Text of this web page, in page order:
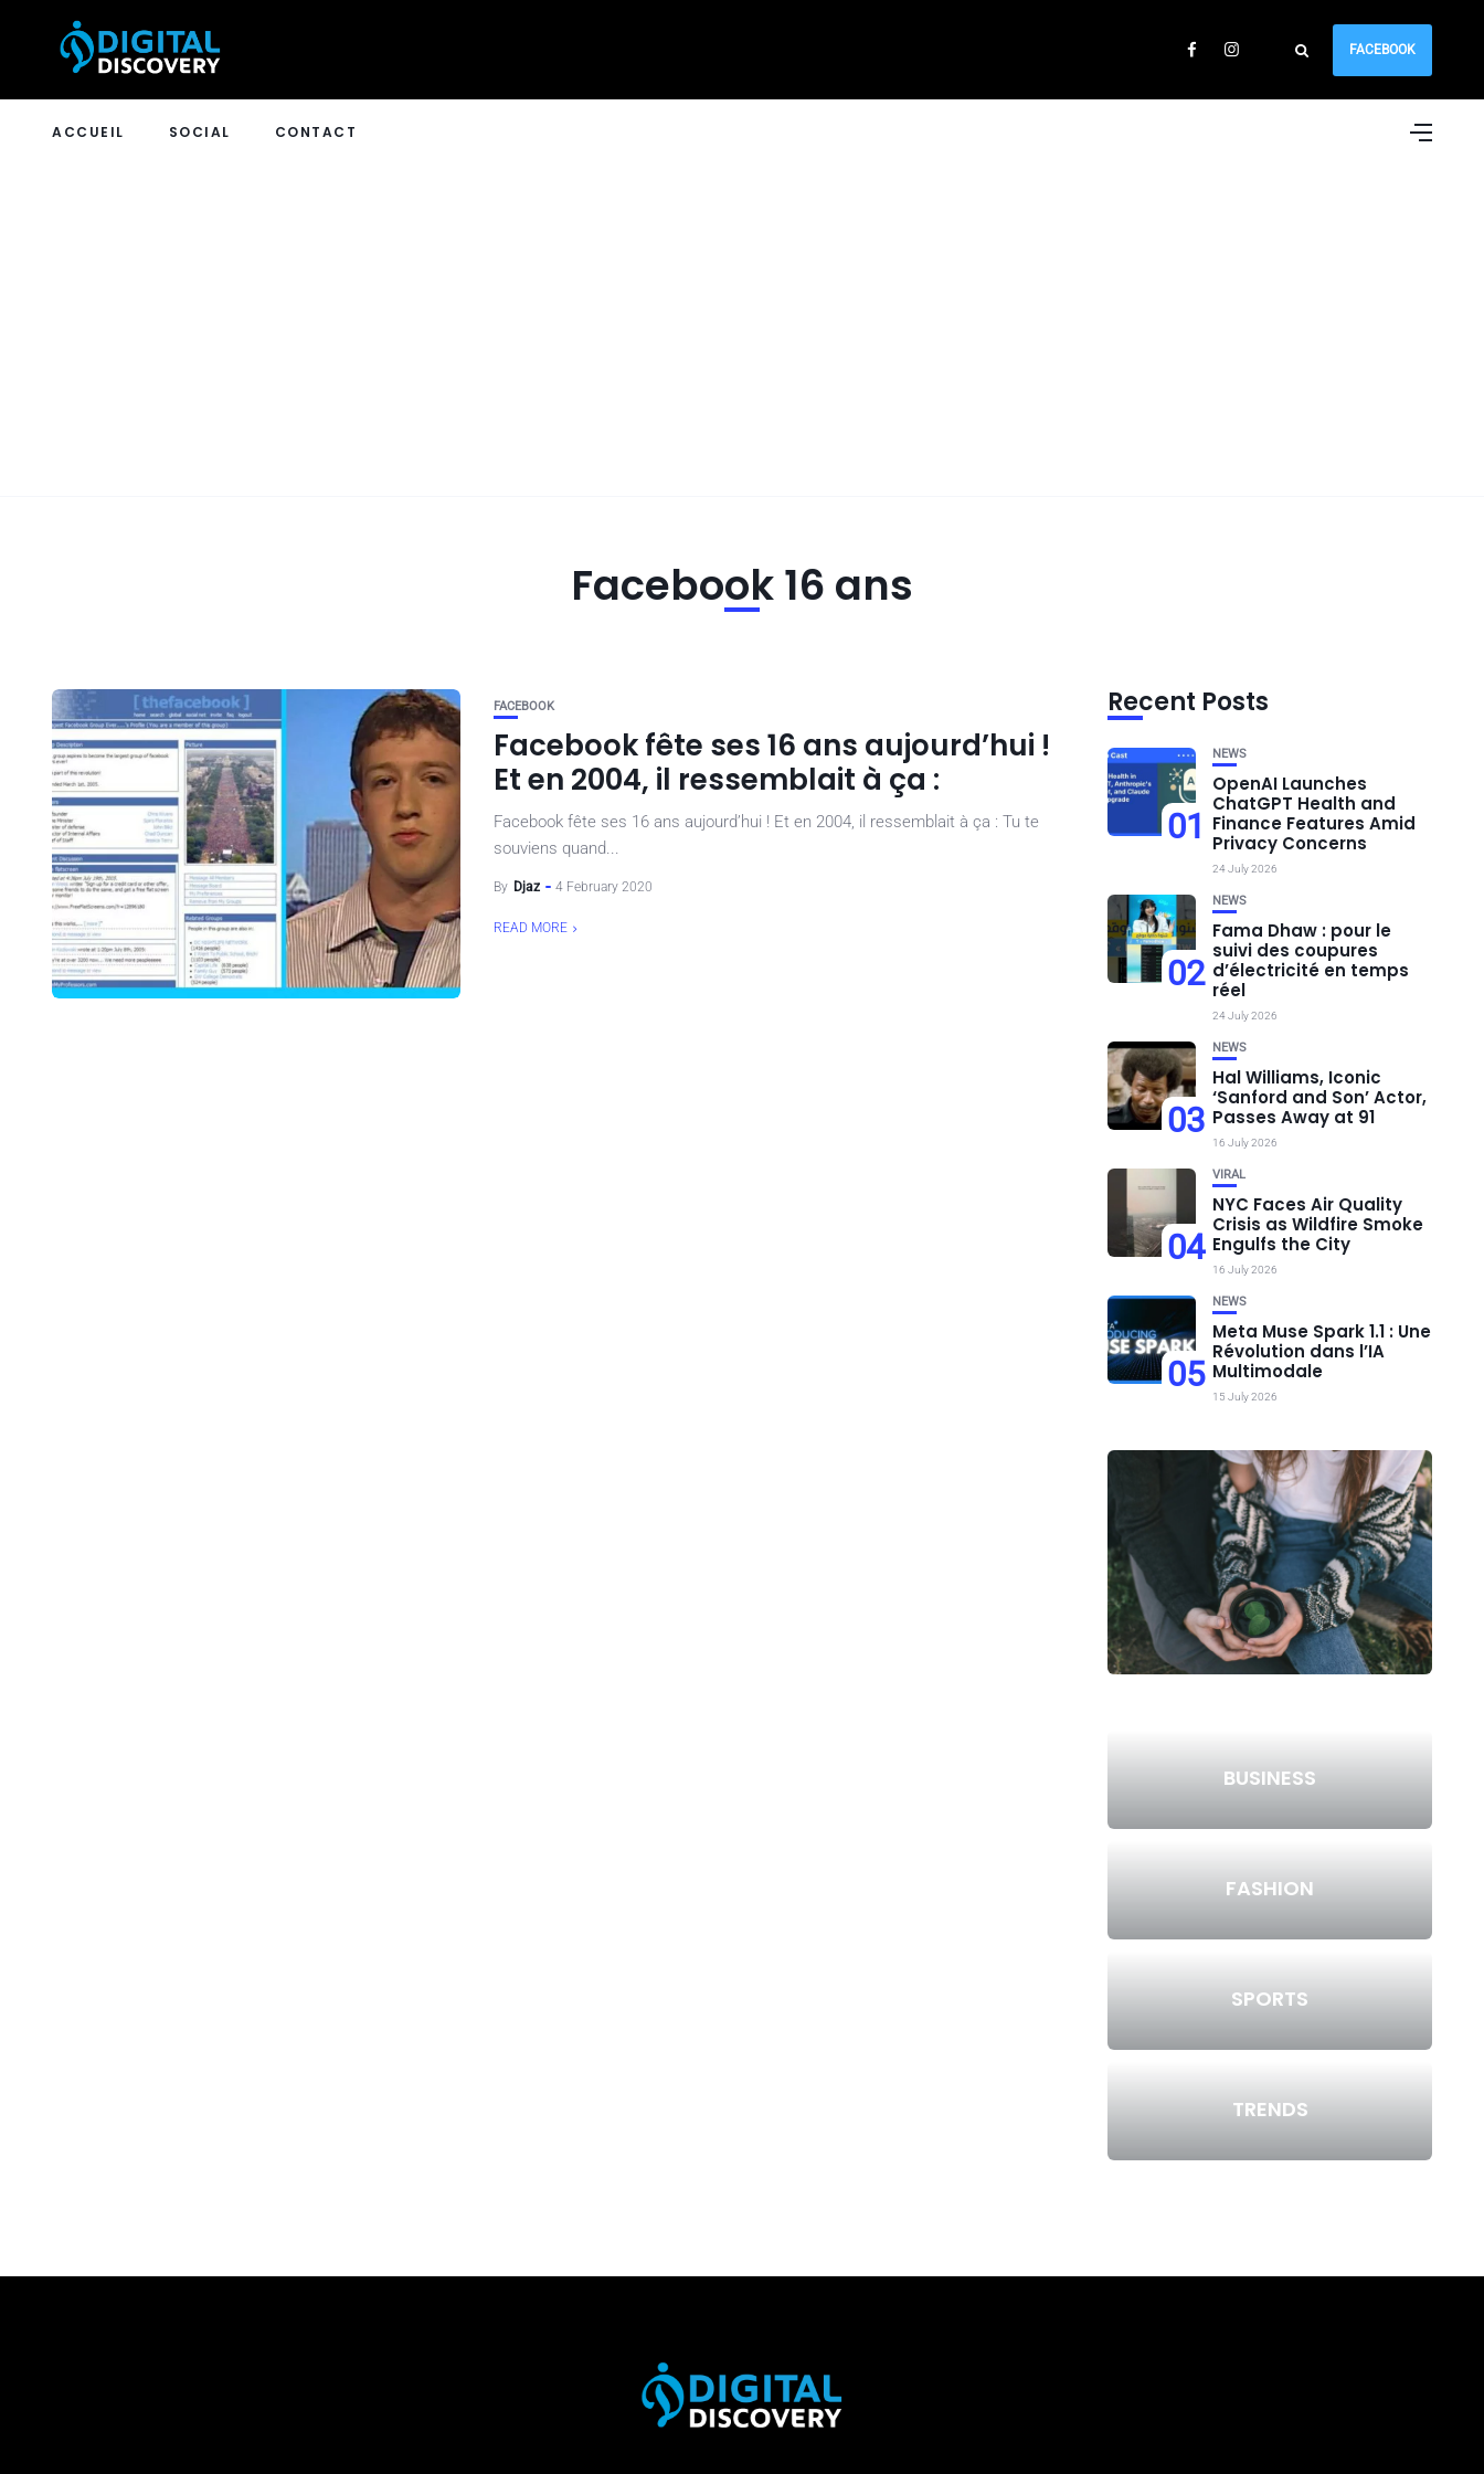
FACEBOOK
ACCUEIL SOCIAL CONTACT
Facebook 16 ans
FACEBOOK
Facebook fête ses 16 ans aujourd’hui !
Et en 2004, il ressemblait à ça :
Facebook fête ses 16 ans aujourd’hui ! Et en 2004, il ressemblait à ça : Tu te
souviens quand...
By Djaz 4 February 2020
READ MORE
Recent Posts
01
NEWS
OpenAI Launches
ChatGPT Health and
Finance Features Amid
Privacy Concerns
24 July 2026
02
NEWS
Fama Dhaw : pour le
suivi des coupures
d’électricité en temps
réel
24 July 2026
03
NEWS
Hal Williams, Iconic
‘Sanford and Son’ Actor,
Passes Away at 91
16 July 2026
04
VIRAL
NYC Faces Air Quality
Crisis as Wildfire Smoke
Engulfs the City
16 July 2026
05
NEWS
Meta Muse Spark 1.1 : Une
Révolution dans l’IA
Multimodale
15 July 2026
BUSINESS
FASHION
SPORTS
TRENDS